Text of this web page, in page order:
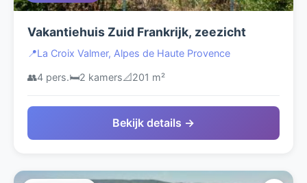
Vakantiehuis Zuid Frankrijk, zeezicht
📍La Croix Valmer, Alpes de Haute Provence
👥4 pers.🛏️2 kamers📐201 m²
Bekijk details →